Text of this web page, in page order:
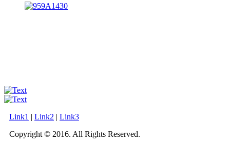
Link1 | Link2 | Link3
Copyright © 2016. All Rights Reserved.